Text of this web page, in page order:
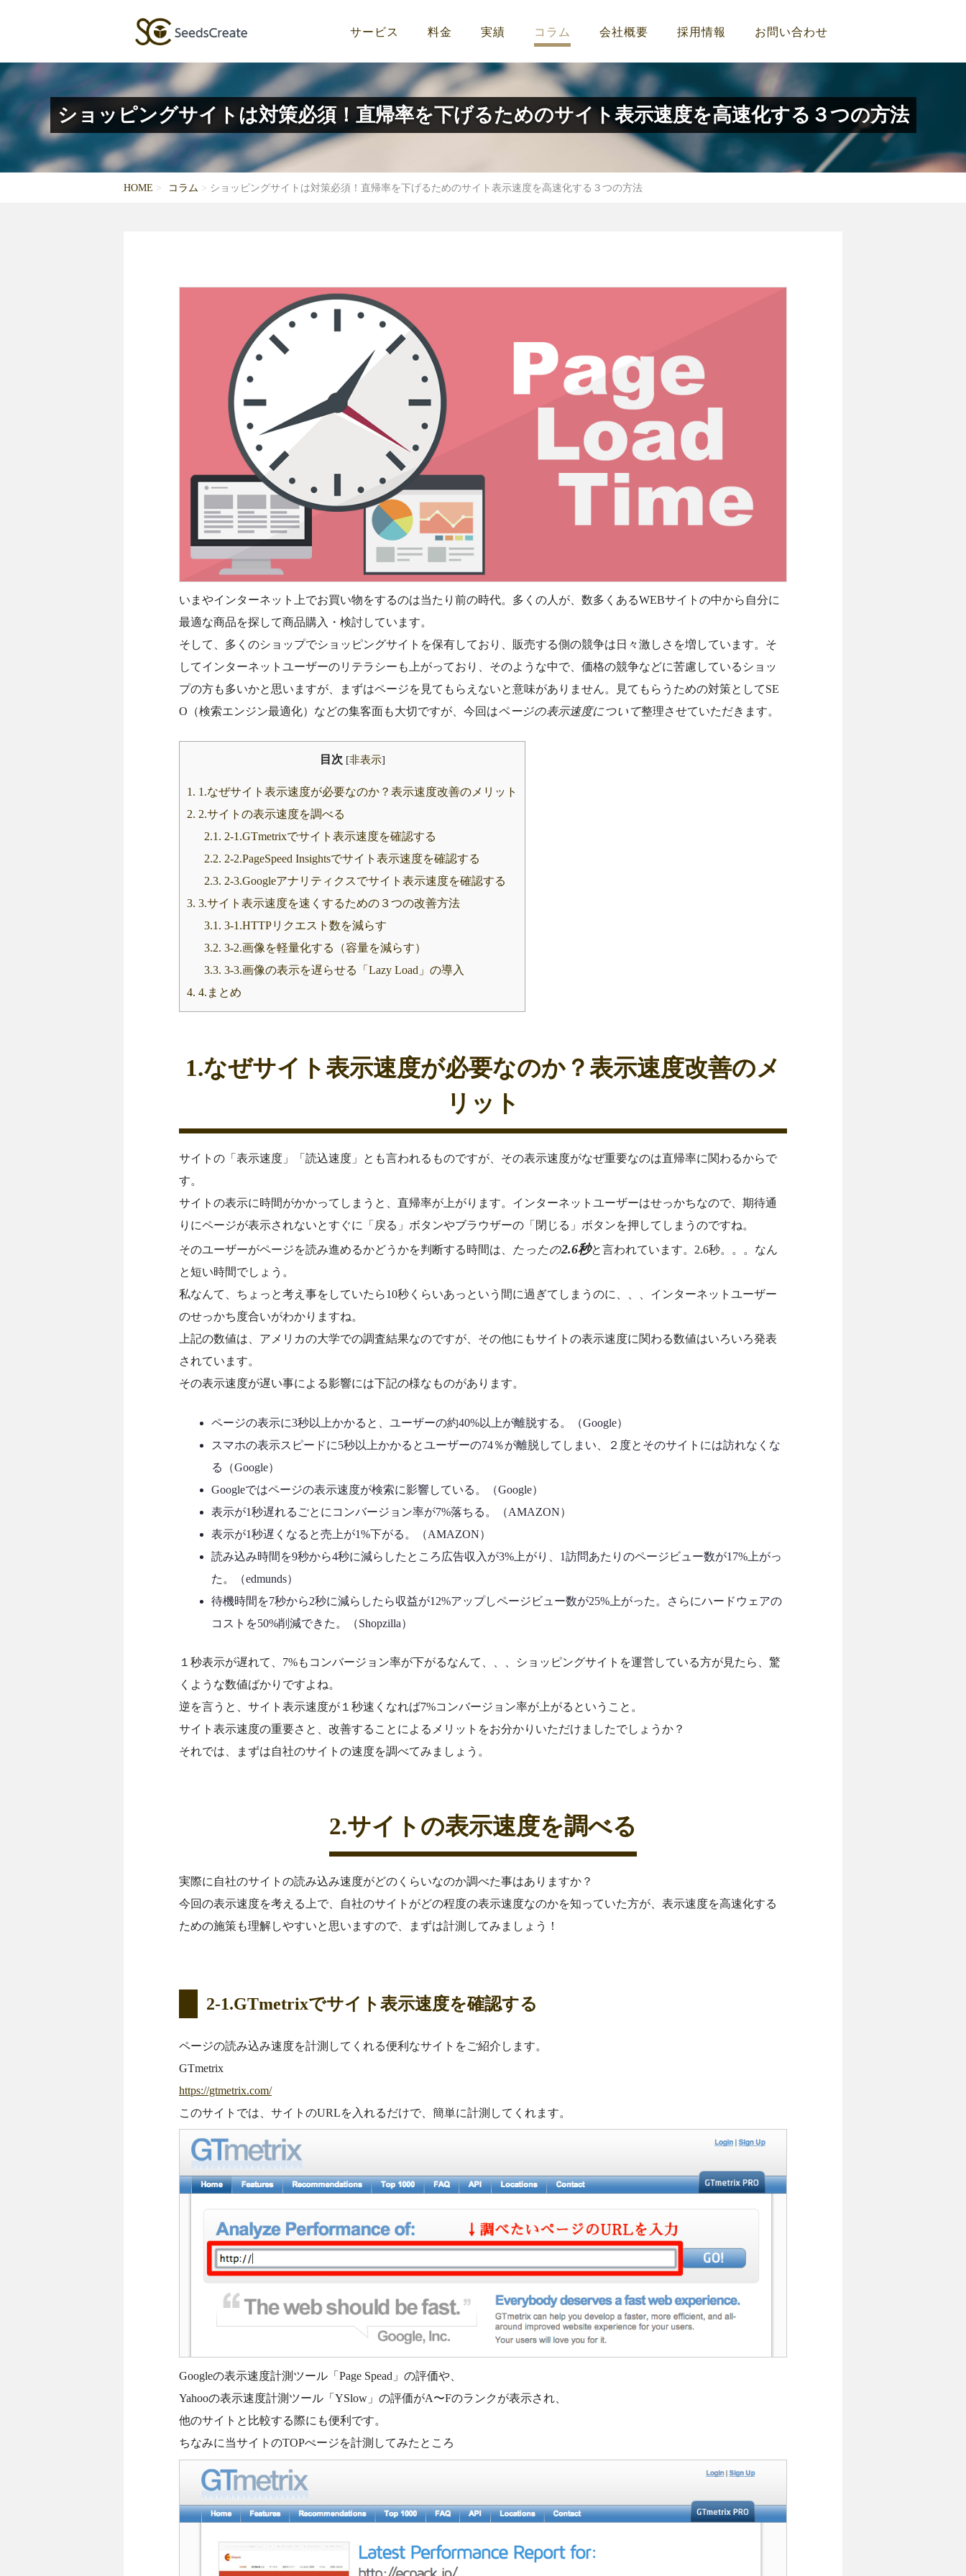
サービス 料金 実績 コラム 会社概要 採用情報 お問い合わせ
ショッピングサイトは対策必須！直帰率を下げるためのサイト表示速度を高速化する３つの方法
HOME コラム ショッピングサイトは対策必須！直帰率を下げるためのサイト表示速度を高速化する３つの方法
いまやインターネット上でお買い物をするのは当たり前の時代。多くの人が、数多くあるWEBサイトの中から自分に
最適な商品を探して商品購入・検討しています。
そして、多くのショップでショッピングサイトを保有しており、販売する側の競争は日々激しさを増しています。そ
してインターネットユーザーのリテラシーも上がっており、そのような中で、価格の競争などに苦慮しているショッ
プの方も多いかと思いますが、まずはページを見てもらえないと意味がありません。見てもらうための対策としてSE
O（検索エンジン最適化）などの集客面も大切ですが、今回はページの表示速度について整理させていただきます。
目次 [非表示]
1. 1.なぜサイト表示速度が必要なのか？表示速度改善のメリット
2. 2.サイトの表示速度を調べる
2.1. 2-1.GTmetrixでサイト表示速度を確認する
2.2. 2-2.PageSpeed Insightsでサイト表示速度を確認する
2.3. 2-3.Googleアナリティクスでサイト表示速度を確認する
3. 3.サイト表示速度を速くするための３つの改善方法
3.1. 3-1.HTTPリクエスト数を減らす
3.2. 3-2.画像を軽量化する（容量を減らす）
3.3. 3-3.画像の表示を遅らせる「Lazy Load」の導入
4. 4.まとめ
1.なぜサイト表示速度が必要なのか？表示速度改善のメ
リット
サイトの「表示速度」「読込速度」とも言われるものですが、その表示速度がなぜ重要なのは直帰率に関わるからで
す。
サイトの表示に時間がかかってしまうと、直帰率が上がります。インターネットユーザーはせっかちなので、期待通
りにページが表示されないとすぐに「戻る」ボタンやブラウザーの「閉じる」ボタンを押してしまうのですね。
そのユーザーがページを読み進めるかどうかを判断する時間は、
たったの2.6秒と言われています。2.6秒。。。なん
と短い時間でしょう。
私なんて、ちょっと考え事をしていたら10秒くらいあっという間に過ぎてしまうのに、、、インターネットユーザー
のせっかち度合いがわかりますね。
上記の数値は、アメリカの大学での調査結果なのですが、その他にもサイトの表示速度に関わる数値はいろいろ発表
されています。
その表示速度が遅い事による影響には下記の様なものがあります。
ページの表示に3秒以上かかると、ユーザーの約40%以上が離脱する。（Google）
スマホの表示スピードに5秒以上かかるとユーザーの74％が離脱してしまい、２度とそのサイトには訪れなくな
る（Google）
Googleではページの表示速度が検索に影響している。（Google）
表示が1秒遅れるごとにコンバージョン率が7%落ちる。（AMAZON）
表示が1秒遅くなると売上が1%下がる。（AMAZON）
読み込み時間を9秒から4秒に減らしたところ広告収入が3%上がり、1訪問あたりのページビュー数が17%上がっ
た。（edmunds）
待機時間を7秒から2秒に減らしたら収益が12%アップしページビュー数が25%上がった。さらにハードウェアの
コストを50%削減できた。（Shopzilla）
１秒表示が遅れて、7%もコンバージョン率が下がるなんて、、、ショッピングサイトを運営している方が見たら、驚
くような数値ばかりですよね。
逆を言うと、サイト表示速度が１秒速くなれば7%コンバージョン率が上がるということ。
サイト表示速度の重要さと、改善することによるメリットをお分かりいただけましたでしょうか？
それでは、まずは自社のサイトの速度を調べてみましょう。
2.サイトの表示速度を調べる
実際に自社のサイトの読み込み速度がどのくらいなのか調べた事はありますか？
今回の表示速度を考える上で、自社のサイトがどの程度の表示速度なのかを知っていた方が、表示速度を高速化する
ための施策も理解しやすいと思いますので、まずは計測してみましょう！
2-1.GTmetrixでサイト表示速度を確認する
ページの読み込み速度を計測してくれる便利なサイトをご紹介します。
GTmetrix
https://gtmetrix.com/
このサイトでは、サイトのURLを入れるだけで、簡単に計測してくれます。
Googleの表示速度計測ツール「Page Spead」の評価や、
Yahooの表示速度計測ツール「YSlow」の評価がA〜Fのランクが表示され、
他のサイトと比較する際にも便利です。
ちなみに当サイトのTOPぺージを計測してみたところ